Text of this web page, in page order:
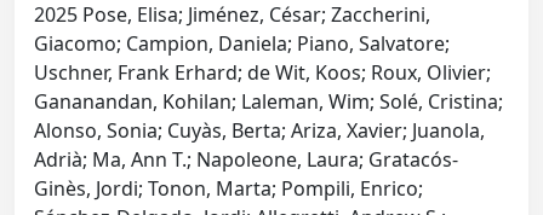
2025 Pose, Elisa; Jiménez, César; Zaccherini,
Giacomo; Campion, Daniela; Piano, Salvatore;
Uschner, Frank Erhard; de Wit, Koos; Roux, Olivier;
Gananandan, Kohilan; Laleman, Wim; Solé, Cristina;
Alonso, Sonia; Cuyàs, Berta; Ariza, Xavier; Juanola,
Adrià; Ma, Ann T.; Napoleone, Laura; Gratacós-
Ginès, Jordi; Tonon, Marta; Pompili, Enrico;